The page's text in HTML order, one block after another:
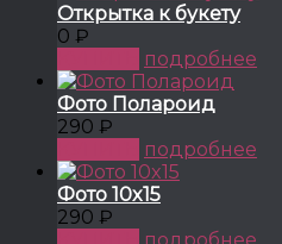
Открытка к букету
0 ₽
подробнее
Фото Полароид
290 ₽
подробнее
Фото 10x15
290 ₽
подробнее